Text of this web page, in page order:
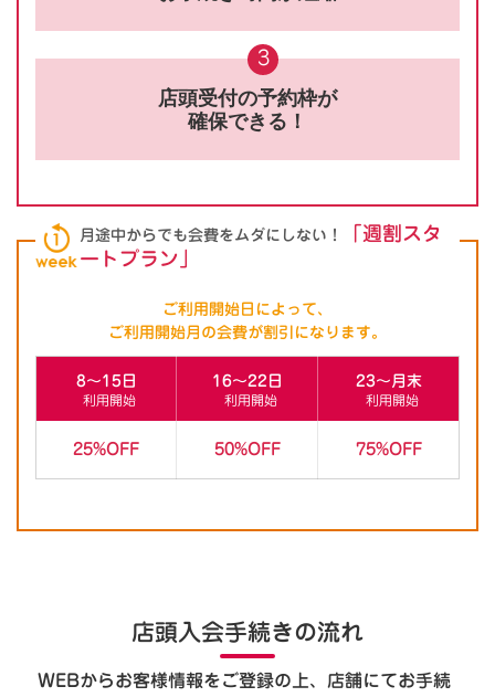
3
店頭受付の予約枠が
確保できる！
月途中からでも会費をムダにしない！
「週割スタ
ートプラン」
ご利用開始日によって、
ご利用開始月の会費が割引になります。
8～15日
利用開始
16～22日
利用開始
23～月末
利用開始
25%OFF 50%OFF 75%OFF
店頭入会手続きの流れ
WEBからお客様情報をご登録の上、店舗にてお手続